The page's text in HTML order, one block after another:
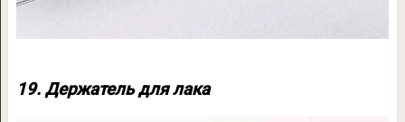
19. Держатель для лака